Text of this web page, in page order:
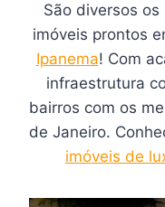
São diversos
imóveis prontos
Ipanema! Com
infraestrutura
bairros com os
de Janeiro.
imóveis de